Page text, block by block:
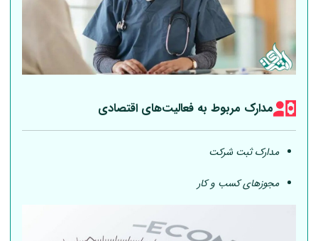
مدارک مربوط به فعالیت‎‌های اقتصادی
مدارک ثبت شرکت
مجوزهای کسب و کار